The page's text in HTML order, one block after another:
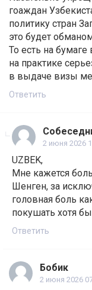
гоаждан
политику стран
это будет
То есть на
на практике
в выдаче визы
Ответить
2 июня 2026
UZBEK,
Мне кажется
Шенген, за
головная боль
покушать хотя
Ответить
Бобик
2 июня 2026